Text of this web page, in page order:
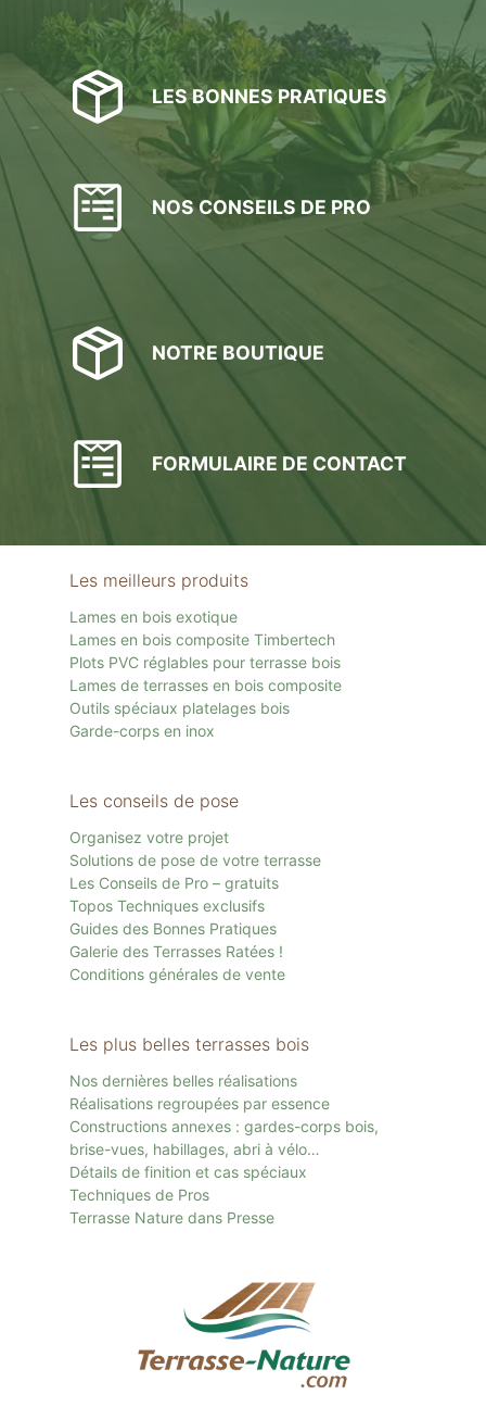
LES BONNES PRATIQUES
NOS CONSEILS DE PRO
NOTRE BOUTIQUE
FORMULAIRE DE CONTACT
Les meilleurs produits
Lames en bois exotique
Lames en bois composite Timbertech
Plots PVC réglables pour terrasse bois
Lames de terrasses en bois composite
Outils spéciaux platelages bois
Garde-corps en inox
Les conseils de pose
Organisez votre projet
Solutions de pose de votre terrasse
Les Conseils de Pro – gratuits
Topos Techniques exclusifs
Guides des Bonnes Pratiques
Galerie des Terrasses Ratées !
Conditions générales de vente
Les plus belles terrasses bois
Nos dernières belles réalisations
Réalisations regroupées par essence
Constructions annexes : gardes-corps bois,
brise-vues, habillages, abri à vélo…
Détails de finition et cas spéciaux
Techniques de Pros
Terrasse Nature dans Presse